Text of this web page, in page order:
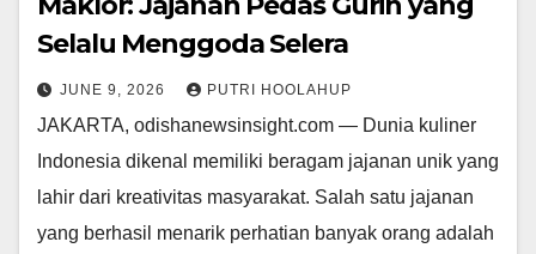
Selalu Menggoda Selera
JUNE 9, 2026 PUTRI HOOLAHUP
JAKARTA, odishanewsinsight.com — Dunia kuliner
Indonesia dikenal memiliki beragam jajanan unik yang
lahir dari kreativitas masyarakat. Salah satu jajanan
yang berhasil menarik perhatian banyak orang adalah